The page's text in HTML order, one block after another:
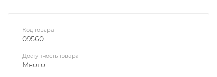
Код товара
09560
Доступность товара
Много